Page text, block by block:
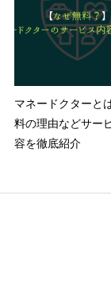
マネードクターと
料の理由などサー
容を徹底紹介